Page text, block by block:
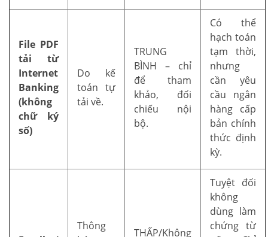
File PDF
tải từ
Internet
Banking
(không
chữ ký
số)
Do kế
toán tự
tải về.
TRUNG
BÌNH – chỉ
để tham
khảo, đối
chiếu nội
bộ.
Có thể
hạch toán
tạm thời,
nhưng
cần yêu
cầu ngân
hàng cấp
bản chính
thức định
kỳ.
Thông
THẤP/Không
Tuyệt đối
không
dùng làm
chứng từ